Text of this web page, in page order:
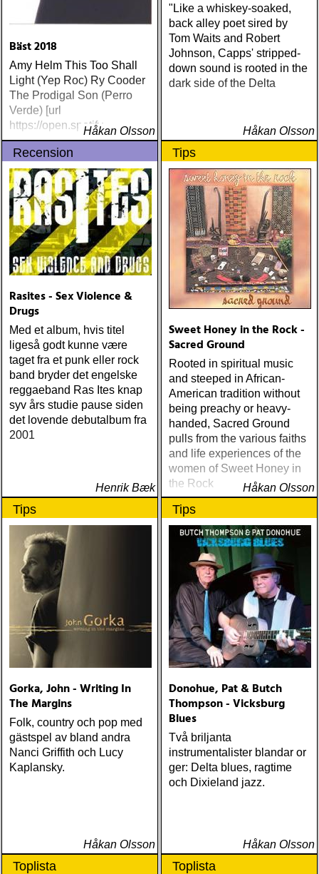
Bäst 2018
Amy Helm This Too Shall
Light (Yep Roc) Ry Cooder
The Prodigal Son (Perro
Verde) [url
https://open.spotifyHåkan Olsson
"Like a whiskey-soaked,
back alley poet sired by
Tom Waits and Robert
Johnson, Capps' stripped-
down sound is rooted in the
dark side of the Delta
Håkan Olsson
Recension
Rasites - Sex Violence &
Drugs
Med et album, hvis titel
ligeså godt kunne være
taget fra et punk eller rock
band bryder det engelske
reggaeband Ras Ites knap
syv års studie pause siden
det lovende debutalbum fra
2001
Henrik Bæk
Tips
Sweet Honey in the Rock -
Sacred Ground
Rooted in spiritual music
and steeped in African-
American tradition without
being preachy or heavy-
handed, Sacred Ground
pulls from the various faiths
and life experiences of the
women of Sweet Honey in
the Rock
Håkan Olsson
Tips
Gorka, John - Writing In
The Margins
Folk, country och pop med
gästspel av bland andra
Nanci Griffith och Lucy
Kaplansky.
Håkan Olsson
Tips
Donohue, Pat & Butch
Thompson - Vicksburg
Blues
Två briljanta
instrumentalister blandar or
ger: Delta blues, ragtime
och Dixieland jazz.
Håkan Olsson
Toplista Toplista